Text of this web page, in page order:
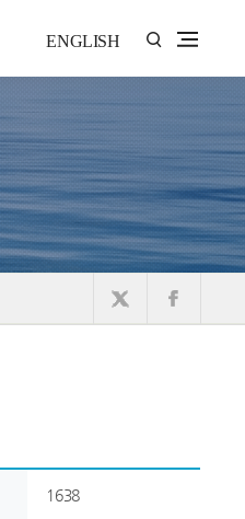
ENGLISH
1638